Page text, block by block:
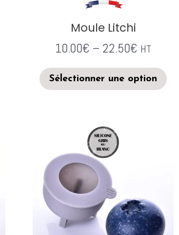
Moule Litchi
10.00€ – 22.50€ HT
Sélectionner une option